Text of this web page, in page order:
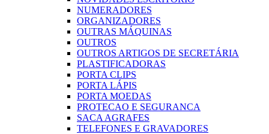
NUMERADORES
ORGANIZADORES
OUTRAS MÁQUINAS
OUTROS
OUTROS ARTIGOS DE SECRETÁRIA
PLASTIFICADORAS
PORTA CLIPS
PORTA LÁPIS
PORTA MOEDAS
PROTECAO E SEGURANCA
SACA AGRAFES
TELEFONES E GRAVADORES